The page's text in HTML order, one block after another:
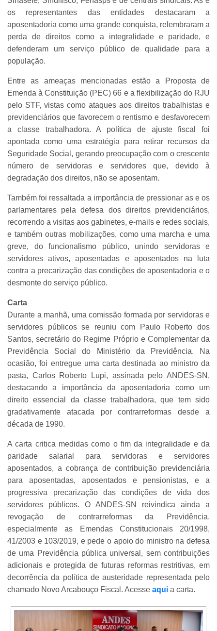
os representantes das entidades destacaram a
aposentadoria como uma grande conquista, relembraram a
perda de direitos como a integralidade e paridade, e
defenderam um serviço público de qualidade para a
população.
Entre as ameaças mencionadas estão a Proposta de
Emenda à Constituição (PEC) 66 e a flexibilização do RJU
pelo STF, vistas como ataques aos direitos trabalhistas e
previdenciários que favorecem o rentismo e desfavorecem
a classe trabalhadora. A política de ajuste fiscal foi
apontada como uma estratégia para retirar recursos da
Seguridade Social, gerando preocupação com o crescente
número de servidoras e servidores que, devido à
degradação dos direitos, não se aposentam.
Também foi ressaltada a importância de pressionar as e os
parlamentares pela defesa dos direitos previdenciários,
recorrendo a visitas aos gabinetes, e-mails e redes sociais,
e também outras mobilizações, como uma marcha e uma
greve, do funcionalismo público, unindo servidoras e
servidores ativos, aposentadas e aposentados na luta
contra a precarização das condições de aposentadoria e o
desmonte do serviço público.
Carta
Durante a manhã, uma comissão formada por servidoras e
servidores públicos se reuniu com Paulo Roberto dos
Santos, secretário do Regime Próprio e Complementar da
Previdência Social do Ministério da Previdência. Na
ocasião, foi entregue uma carta destinada ao ministro da
pasta, Carlos Roberto Lupi, assinada pelo ANDES-SN,
destacando a importância da aposentadoria como um
direito essencial da classe trabalhadora, que tem sido
gradativamente atacada por contrarreformas desde a
década de 1990.
A carta critica medidas como o fim da integralidade e da
paridade salarial para servidoras e servidores
aposentados, a cobrança de contribuição previdenciária
para aposentadas, aposentados e pensionistas, e a
progressiva precarização das condições de vida dos
servidores públicos. O ANDES-SN reivindica ainda a
revogação de contrarreformas da Previdência,
especialmente as Emendas Constitucionais 20/1998,
41/2003 e 103/2019, e pede o apoio do ministro na defesa
de uma Previdência pública universal, sem contribuições
adicionais e protegida de futuras reformas restritivas, em
decorrência da política de austeridade representada pelo
chamado Novo Arcabouço Fiscal. Acesse aqui a carta.